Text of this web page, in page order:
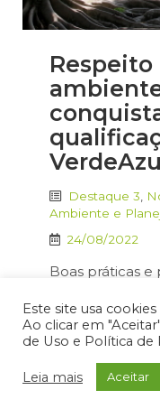
Destaque 3
Ambiente e
24/08/2022
Boas práticas e
As múltiplas
Jacareí, por
Ambiente &
rendendo
Neste mês de
Este site usa
Ao clicar em
de Uso e Política de
Leia mais Aceitar